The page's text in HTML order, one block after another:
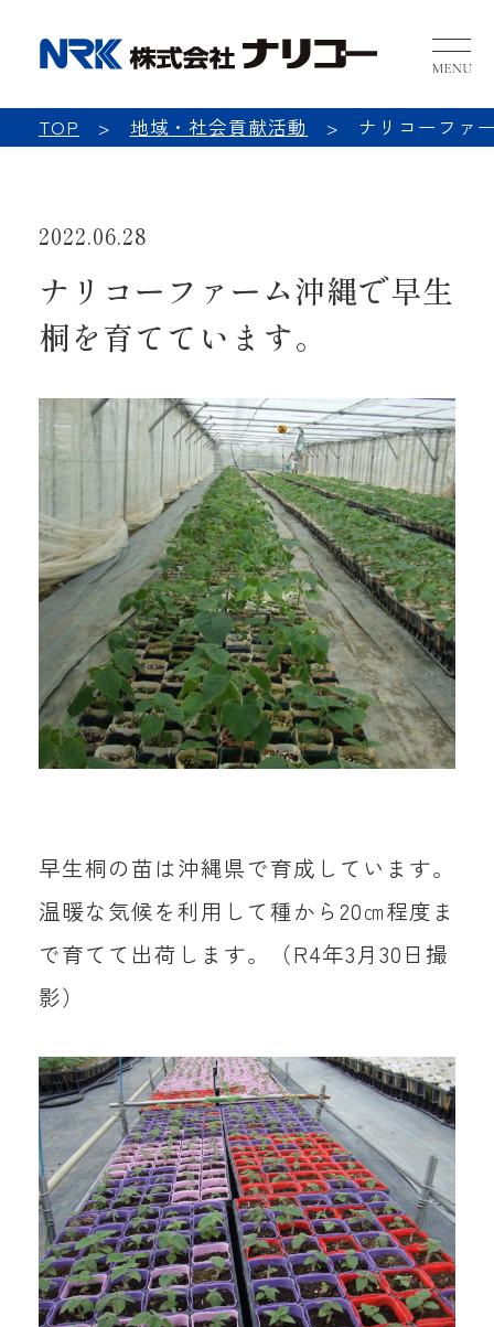
NRK
TOP 地域・社会貢献活動 ナリコーファ
2022.06.28
ナリコーファーム沖縄で早生
桐を育てています。
早生桐の苗は沖縄県で育成しています。
温暖な気候を利用して種から20㎝程度ま
で育てて出荷します。（R4年3月30日撮
影）